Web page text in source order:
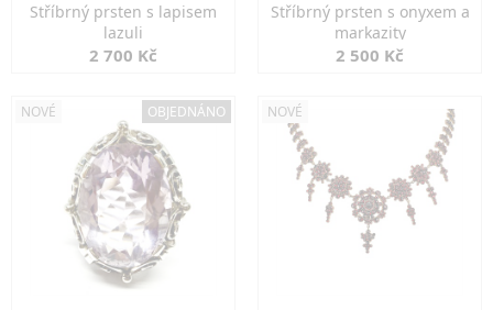
Stříbrný prsten s lapisem
lazuli
2 700 Kč
Stříbrný prsten s onyxem a
markazity
2 500 Kč
NOVÉ OBJEDNÁNO NOVÉ